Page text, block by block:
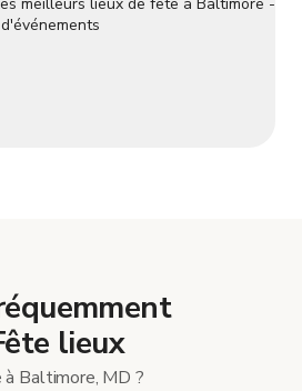
lieux
Baltimore, MD ?